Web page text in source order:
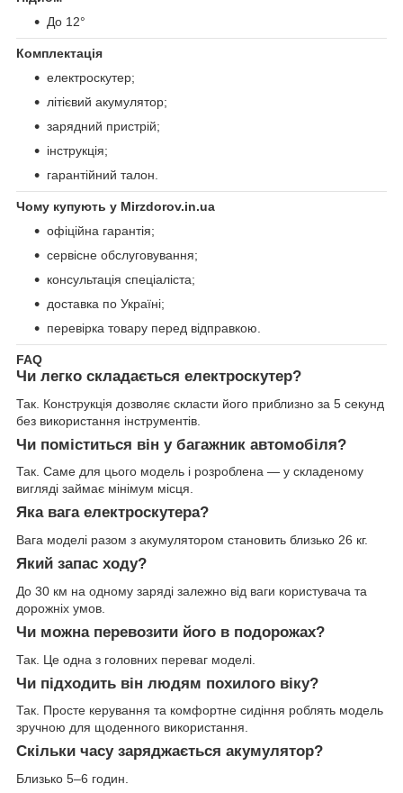
До 12°
Комплектація
електроскутер;
літієвий акумулятор;
зарядний пристрій;
інструкція;
гарантійний талон.
Чому купують у Mirzdorov.in.ua
офіційна гарантія;
сервісне обслуговування;
консультація спеціаліста;
доставка по Україні;
перевірка товару перед відправкою.
FAQ
Чи легко складається електроскутер?
Так. Конструкція дозволяє скласти його приблизно за 5 секунд
без використання інструментів.
Чи поміститься він у багажник автомобіля?
Так. Саме для цього модель і розроблена — у складеному
вигляді займає мінімум місця.
Яка вага електроскутера?
Вага моделі разом з акумулятором становить близько 26 кг.
Який запас ходу?
До 30 км на одному заряді залежно від ваги користувача та
дорожніх умов.
Чи можна перевозити його в подорожах?
Так. Це одна з головних переваг моделі.
Чи підходить він людям похилого віку?
Так. Просте керування та комфортне сидіння роблять модель
зручною для щоденного використання.
Скільки часу заряджається акумулятор?
Близько 5–6 годин.